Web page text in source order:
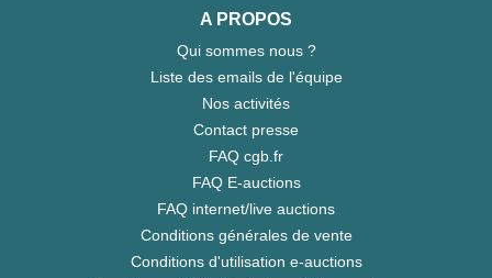
A PROPOS
Qui sommes nous ?
Liste des emails de l'équipe
Nos activités
Contact presse
FAQ cgb.fr
FAQ E-auctions
FAQ internet/live auctions
Conditions générales de vente
Conditions d'utilisation e-auctions